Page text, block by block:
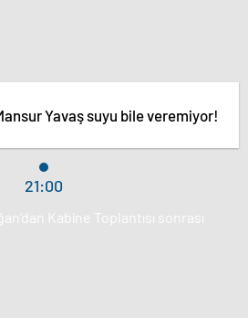
Yavaş suyu bile veremiyor!
21:00